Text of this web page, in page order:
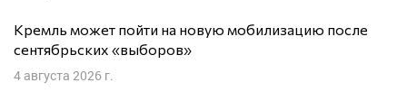
Кремль может пойти на новую мобилизацию после
сентябрьских «выборов»
4 августа 2026 г.